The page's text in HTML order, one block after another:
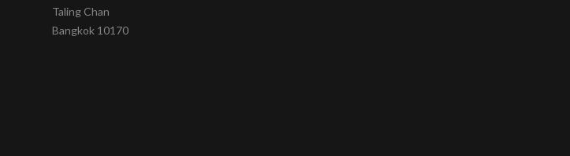
Taling Chan
Bangkok 10170